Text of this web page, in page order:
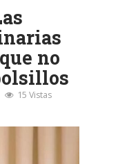
no
15 Vistas